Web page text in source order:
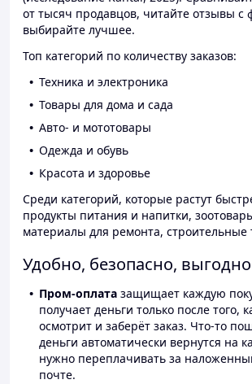
от тысяч продавцов, читайте отзывы с
выбирайте лучшее.
Топ категорий по количеству заказов:
Техника и электроника
Товары для дома и сада
Авто- и мототовары
Одежда и обувь
Красота и здоровье
Среди категорий, которые растут
продукты питания и напитки,
материалы для ремонта, строительные
Удобно, безопасно, выгодно
Пром-оплата защищает каждую
получает деньги только после того,
осмотрит и заберёт заказ. Что-то
деньги автоматически вернутся на
нужно переплачивать за
почте.